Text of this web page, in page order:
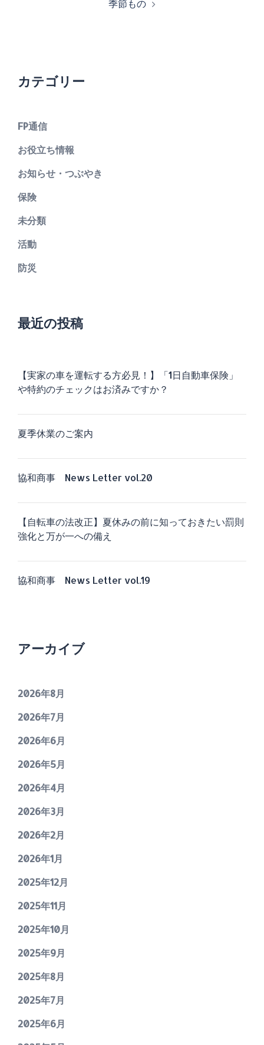
季節もの
カテゴリー
FP通信
お役立ち情報
お知らせ・つぶやき
保険
未分類
活動
防災
最近の投稿
【実家の車を運転する方必見！】「1日自動車保険」
や特約のチェックはお済みですか？
夏季休業のご案内
協和商事 News Letter vol.20
【自転車の法改正】夏休みの前に知っておきたい罰則
強化と万が一への備え
協和商事 News Letter vol.19
アーカイブ
2026年8月
2026年7月
2026年6月
2026年5月
2026年4月
2026年3月
2026年2月
2026年1月
2025年12月
2025年11月
2025年10月
2025年9月
2025年8月
2025年7月
2025年6月